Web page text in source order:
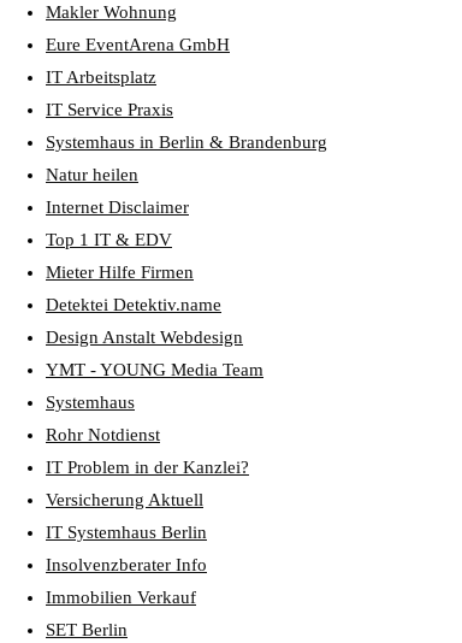
Makler Wohnung
Eure EventArena GmbH
IT Arbeitsplatz
IT Service Praxis
Systemhaus in Berlin & Brandenburg
Natur heilen
Internet Disclaimer
Top 1 IT & EDV
Mieter Hilfe Firmen
Detektei Detektiv.name
Design Anstalt Webdesign
YMT - YOUNG Media Team
Systemhaus
Rohr Notdienst
IT Problem in der Kanzlei?
Versicherung Aktuell
IT Systemhaus Berlin
Insolvenzberater Info
Immobilien Verkauf
SET Berlin